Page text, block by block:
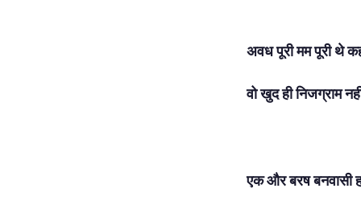
अवध पूरी मम पूरी थे
वो खुद ही निजग्राम
एक और बरष बनवासी